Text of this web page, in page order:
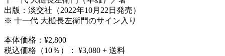
出版：淡交社（2022年10月22日発売）
※ 十一代 大樋長左衛門のサイン入り
本体価格：¥2,800
税込価格（10％）： ¥3,080 + 送料